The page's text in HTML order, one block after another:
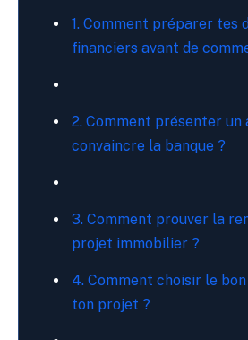
1. Comment préparer tes
financiers avant de
2. Comment présenter
convaincre la banque ?
3. Comment prouver la
projet immobilier ?
4. Comment choisir le
ton projet ?